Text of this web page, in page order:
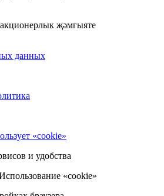
җәмгыяте
данных
«cookie»
и удобства
«cookie»